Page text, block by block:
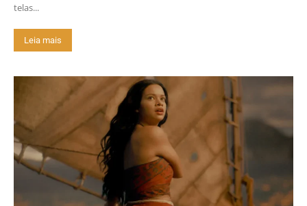
telas...
Leia mais